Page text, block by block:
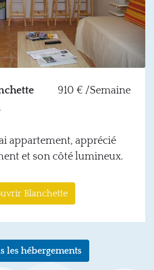
910 € /Semaine
appartement, apprécié
et son côté lumineux.
Blanchette
les hébergements